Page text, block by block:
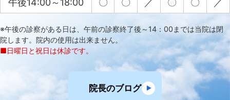
午後14:00～18:00
〇 〇 ／ 〇 〇 ／
※午後の診察がある日は、午前の診察終了後～14：00までは当院は閉
院します。院内の使用は出来ません。
■日曜日と祝日は休診です。
院長のブログ